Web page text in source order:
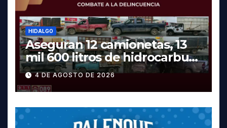
HIDALGO
Aseguran 12 camionetas, 13
mil 600 litros de hidrocarburo
y dos vehículos robados en
Tula
4 DE AGOSTO DE 2026